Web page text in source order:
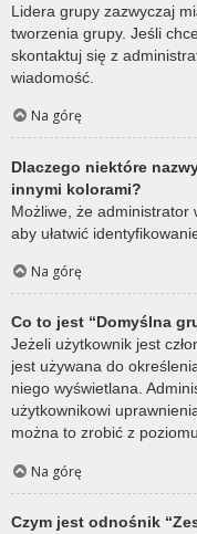
Lidera grupy zazwyczaj
tworzenia grupy. Jeśli
skontaktuj się z
wiadomość.
Na górę
Dlaczego niektóre
innymi kolorami?
Możliwe, że administrator
aby ułatwić
Na górę
Co to jest “Domyślna
Jeżeli użytkownik jest
jest używana do
niego wyświetlana.
użytkownikowi
można to zrobić z
Na górę
Czym jest odnośnik